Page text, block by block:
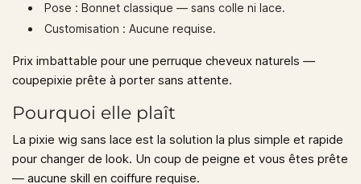
Pose : Bonnet classique — sans colle ni lace.
Customisation : Aucune requise.
Prix imbattable pour une perruque cheveux naturels —
coupepixie prête à porter sans attente.
Pourquoi elle plaît
La pixie wig sans lace est la solution la plus simple et rapide
pour changer de look. Un coup de peigne et vous êtes prête
— aucune skill en coiffure requise.